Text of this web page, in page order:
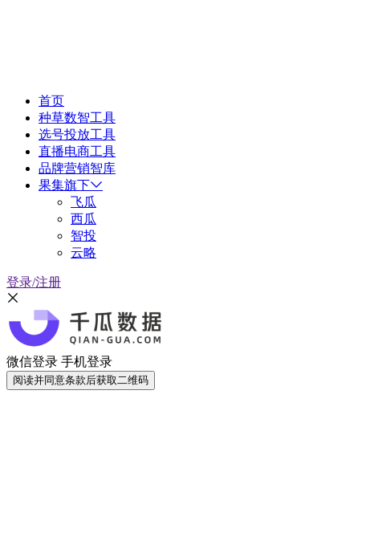
首页
种草数智工具
选号投放工具
直播电商工具
品牌营销智库
果集旗下
飞瓜
西瓜
智投
云略
登录/注册
微信登录 手机登录
阅读并同意条款后获取二维码